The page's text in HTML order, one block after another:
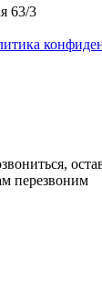
63/3
перезвоним